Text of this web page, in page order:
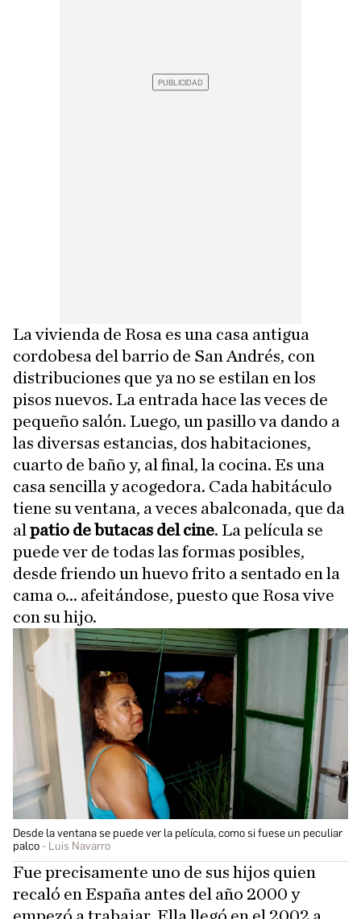
La vivienda de Rosa es una casa antigua
cordobesa del barrio de San Andrés, con
distribuciones que ya no se estilan en los
pisos nuevos. La entrada hace las veces de
pequeño salón. Luego, un pasillo va dando a
las diversas estancias, dos habitaciones,
cuarto de baño y, al final, la cocina. Es una
casa sencilla y acogedora. Cada habitáculo
tiene su ventana, a veces abalconada, que da
al patio de butacas del cine. La película se
puede ver de todas las formas posibles,
desde friendo un huevo frito a sentado en la
cama o... afeitándose, puesto que Rosa vive
con su hijo.
Desde la ventana se puede ver la película, como si fuese un peculiar
palco
Luis Navarro
Fue precisamente uno de sus hijos quien
recaló en España antes del año 2000 y